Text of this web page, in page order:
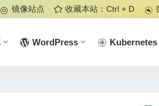
镜像站点 收藏本站：Ctrl + D
WordPress Kubernetes